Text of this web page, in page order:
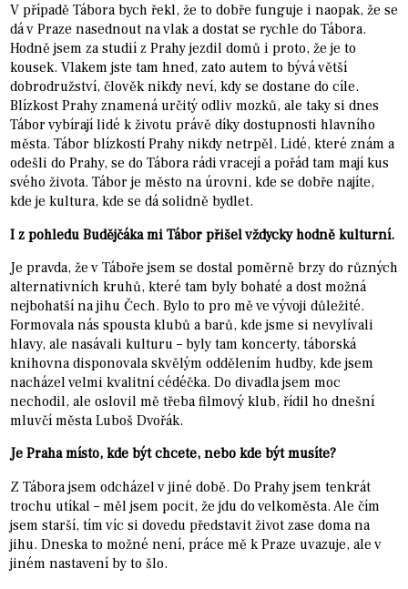
V případě Tábora bych řekl, že to dobře funguje i naopak, že se
dá v Praze nasednout na vlak a dostat se rychle do Tábora.
Hodně jsem za studií z Prahy jezdil domů i proto, že je to
kousek. Vlakem jste tam hned, zato autem to bývá větší
dobrodružství, člověk nikdy neví, kdy se dostane do cíle.
Blízkost Prahy znamená určitý odliv mozků, ale taky si dnes
Tábor vybírají lidé k životu právě díky dostupnosti hlavního
města. Tábor blízkostí Prahy nikdy netrpěl. Lidé, které znám a
odešli do Prahy, se do Tábora rádi vracejí a pořád tam mají kus
svého života. Tábor je město na úrovni, kde se dobře najíte,
kde je kultura, kde se dá solidně bydlet.
I z pohledu Budějčáka mi Tábor přišel vždycky hodně kulturní.
Je pravda, že v Táboře jsem se dostal poměrně brzy do různých
alternativních kruhů, které tam byly bohaté a dost možná
nejbohatší na jihu Čech. Bylo to pro mě ve vývoji důležité.
Formovala nás spousta klubů a barů, kde jsme si nevylívali
hlavy, ale nasávali kulturu – byly tam koncerty, táborská
knihovna disponovala skvělým oddělením hudby, kde jsem
nacházel velmi kvalitní cédéčka. Do divadla jsem moc
nechodil, ale oslovil mě třeba filmový klub, řídil ho dnešní
mluvčí města Luboš Dvořák.
Je Praha místo, kde být chcete, nebo kde být musíte?
Z Tábora jsem odcházel v jiné době. Do Prahy jsem tenkrát
trochu utíkal – měl jsem pocit, že jdu do velkoměsta. Ale čím
jsem starší, tím víc si dovedu představit život zase doma na
jihu. Dneska to možné není, práce mě k Praze uvazuje, ale v
jiném nastavení by to šlo.